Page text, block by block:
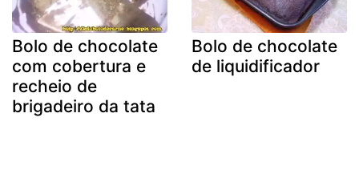
Bolo de chocolate
com cobertura e
recheio de
brigadeiro da tata
Bolo de chocolate
de liquidificador